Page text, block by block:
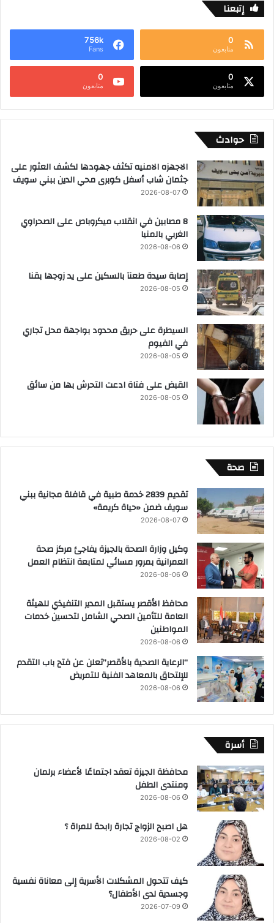
إتبعنا
0
متابعون
756k
Fans
0
متابعون
0
متابعون
حوادث
الاجهزه الامنيه تكثف جهودها لكشف العثور على
جثمان شاب أسفل كوبرى محي الدين ببني سويف
2026-08-07
8 مصابين في انقلاب ميكروباص على الصحراوي
الغربي بالمنيا
2026-08-06
إصابة سيدة طعنآ بالسكين على يد زوجها بقنا
2026-08-05
السيطرة على حريق محدود بواجهة محل تجاري
في الفيوم
2026-08-05
القبض على فتاة ادعت التحرش بها من سائق
2026-08-05
صحة
تقديم 2839 خدمة طبية في قافلة مجانية ببني
سويف ضمن «حياة كريمة»
2026-08-07
وكيل وزارة الصحة بالجيزة يفاجئ مركز صحة
العمرانية بمرور مسائي لمتابعة انتظام العمل
2026-08-06
محافظ الأقصر يستقبل المدير التنفيذي للهيئة
العامة للتأمين الصحي الشامل لتحسين خدمات
المواطنين
2026-08-06
“الرعاية الصحية بالأقصر”تعلن عن فتح باب التقدم
للإلتحاق بالمعاهد الفنية للتمريض
2026-08-06
أسرة
محافظة الجيزة تعقد اجتماعًا لأعضاء برلمان
ومنتدى الطفل
2026-08-06
هل اصبح الزواج تجارة رابحة للمراة ؟
2026-08-02
كيف تتحول المشكلات الأسرية إلى معاناة نفسية
وجسدية لدى الأطفال؟
2026-07-09